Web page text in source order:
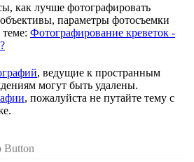
как лучше фотографировать
параметры фотосъемки
Фотографирование креветок -
, ведущие к пространным
могут быть удалены.
, пожалуйста не путайте тему с
Button